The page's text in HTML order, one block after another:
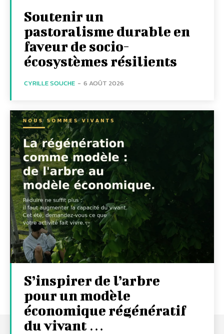
Soutenir un
pastoralisme durable en
faveur de socio-
écosystèmes résilients
CYRILLE SOUCHE - 6 AOÛT 2026
S’inspirer de l’arbre
pour un modèle
économique régénératif
du vivant …